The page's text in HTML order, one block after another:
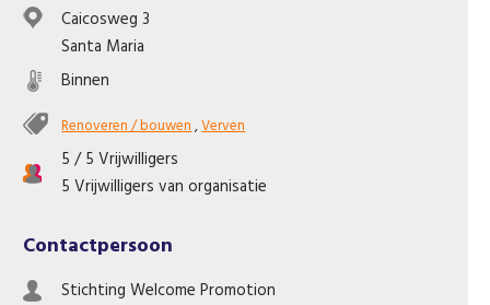
Caicosweg 3
Santa Maria
Binnen
Renoveren / bouwen,Verven
5 / 5 Vrijwilligers
5 Vrijwilligers van organisatie
Contactpersoon
Stichting Welcome Promotion